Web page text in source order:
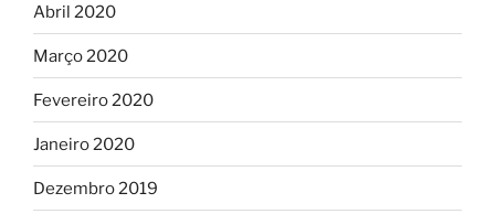
Abril 2020
Março 2020
Fevereiro 2020
Janeiro 2020
Dezembro 2019